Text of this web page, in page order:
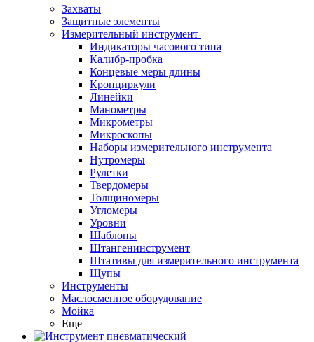
Захваты
Защитные элементы
Измерительный инструмент
Индикаторы часового типа
Калибр-пробка
Концевые меры длины
Кронциркули
Линейки
Манометры
Микрометры
Микроскопы
Наборы измерительного инструмента
Нутромеры
Рулетки
Твердомеры
Толщиномеры
Угломеры
Уровни
Шаблоны
Штангенинструмент
Штативы для измерительного инструмента
Щупы
Инструменты
Маслосменное оборудование
Мойка
Еще